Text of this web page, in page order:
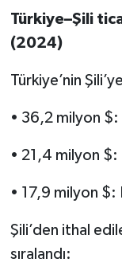
Türkiye–Şili
(2024)
Türkiye’nin
• 36,2 milyon
• 21,4 milyon
• 17,9 milyon $:
Şili’den ithal
sıralandı: